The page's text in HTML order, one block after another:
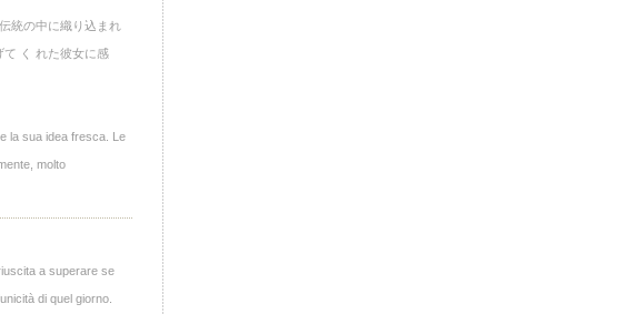
統の中に織り込まれ
て く れた彼女に感
la sua idea fresca. Le
molto
a superare se
di quel giorno.